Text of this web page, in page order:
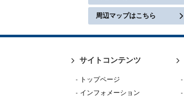
周辺マップはこちら
サイトコンテンツ
トップページ
インフォメーション